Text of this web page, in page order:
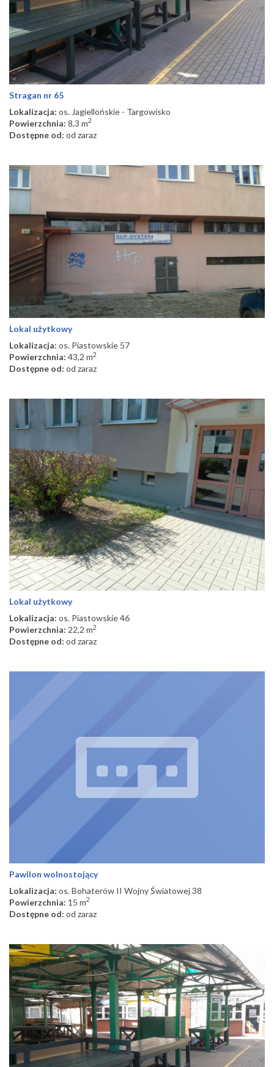
Stragan nr 65
Lokalizacja: os. Jagiellońskie - Targowisko
Powierzchnia: 8,3 m2
Dostępne od: od zaraz
Lokal użytkowy
Lokalizacja: os. Piastowskie 57
Powierzchnia: 43,2 m2
Dostępne od: od zaraz
Lokal użytkowy
Lokalizacja: os. Piastowskie 46
Powierzchnia: 22,2 m2
Dostępne od: od zaraz
Pawilon wolnostojący
Lokalizacja: os. Bohaterów II Wojny Światowej 38
Powierzchnia: 15 m2
Dostępne od: od zaraz